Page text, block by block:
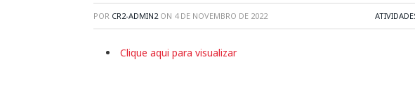
POR CR2-ADMIN2 ON 4 DE NOVEMBRO DE 2022
Clique aqui para visualizar